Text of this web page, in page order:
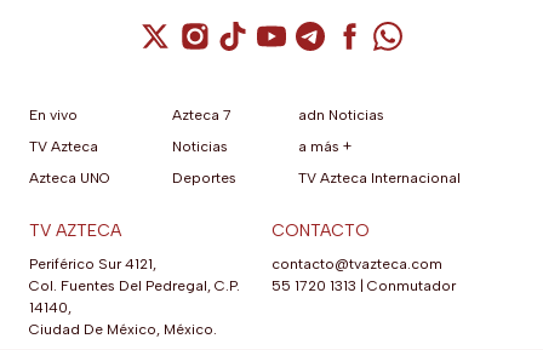
Cuenta de X / Twitter (se abre en una
Cuenta de Instagram (se abre en una
Cuenta de TikTok (se abre en
Cuenta de YouTube (se abre
Cuenta de Telegram (se
Cuenta de
Cuenta de
En vivo
TV Azteca
Azteca UNO
Azteca 7
Noticias
Deportes
adn Noticias
a más +
TV Azteca Internacional
TV AZTECA
Periférico Sur 4121,
Col. Fuentes Del Pedregal, C.P.
14140,
Ciudad De México, México.
CONTACTO
contacto@tvazteca.com
55 1720 1313 | Conmutador